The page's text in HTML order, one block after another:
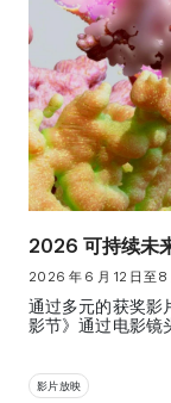
2026 可持续未
2026 年 6 月 12 日至 8
通过多元的获奖影
影节》通过电影镜
影片放映